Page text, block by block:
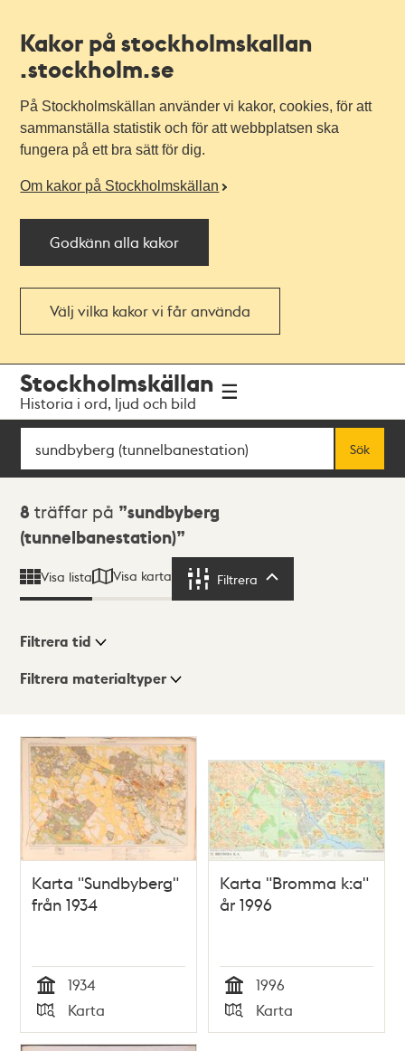
Kakor på stockholmskallan
.stockholm.se
På Stockholmskällan använder vi kakor, cookies, för att
sammanställa statistik och för att webbplatsen ska
fungera på ett bra sätt för dig.
Om kakor på Stockholmskällan
Godkänn alla kakor
Välj vilka kakor vi får använda
navigationen
huvudinnehållet
Stockholmskällan
Historia i ord, ljud och bild
Sök
Sök
Sökresultat
8 träffar på
sundbyberg
(tunnelbanestation)
Visa lista Visa karta Filtrera
Visningsläge
Lista
Karta
Filtrera tid
Filtrera materialtyper
träffar
Karta "Sundbyberg"
från 1934
Tid
1934
Typ
Karta
Karta "Bromma k:a"
år 1996
Tid
1996
Typ
Karta